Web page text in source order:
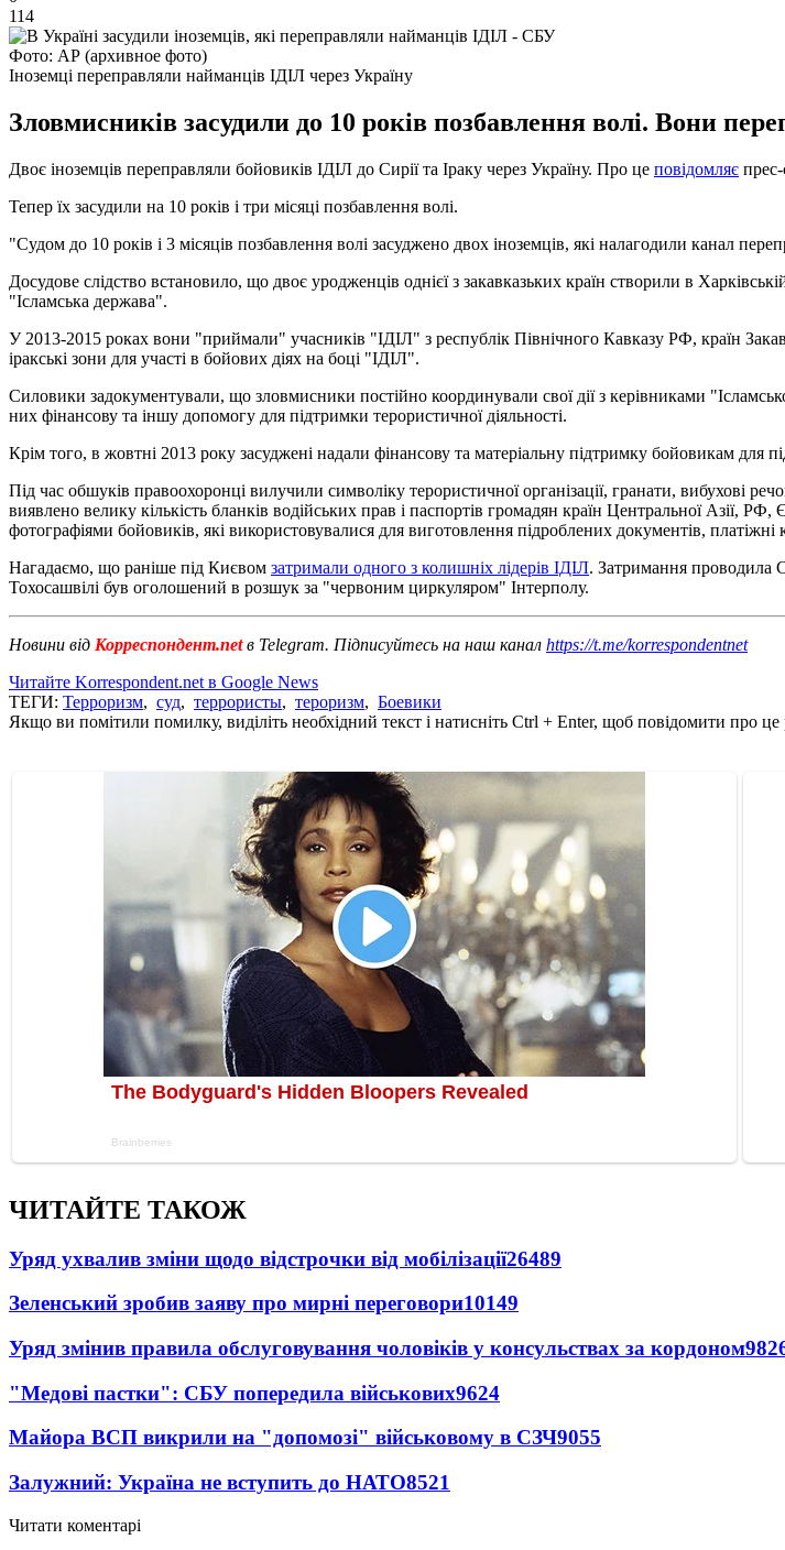
114
Фото: АР (архивное фото)
Іноземці переправляли найманців ІДІЛ через Україну
Зловмисників засудили до 10 років позбавлення волі. Вони
Двоє іноземців переправляли бойовиків ІДІЛ до Сирії та Іраку через Україну. Про це повідомляє
Тепер їх засудили на 10 років і три місяці позбавлення волі.
"Судом до 10 років і 3 місяців позбавлення волі засуджено двох іноземців, які налагодили канал
Досудове слідство встановило, що двоє уродженців однієї з закавказьких країн створили в
"Ісламська держава".
У 2013-2015 роках вони "приймали" учасників "ІДІЛ" з республік Північного Кавказу РФ, країн
іракські зони для участі в бойових діях на боці "ІДІЛ".
Силовики задокументували, що зловмисники постійно координували свої дії з керівниками
них фінансову та іншу допомогу для підтримки терористичної діяльності.
Крім того, в жовтні 2013 року засуджені надали фінансову та матеріальну підтримку бойовикам для
Під час обшуків правоохоронці вилучили символіку терористичної організації, гранати, вибухові
виявлено велику кількість бланків водійських прав і паспортів громадян країн Центральної Азії,
фотографіями бойовиків, які використовувалися для виготовлення підроблених документів, платіжні
Нагадаємо, що раніше під Києвом затримали одного з колишніх лідерів ІДІЛ. Затримання проводила
Тохосашвілі був оголошений в розшук за "червоним циркуляром" Інтерполу.
Новини від Корреспондент.netв Telegram. Підписуйтесь на наш канал https://t.me/korrespondentnet
Читайте Korrespondent.net в Google News
ТЕГИ: Терроризм, суд, террористы, тероризм, Боевики
Якщо ви помітили помилку, виділіть необхідний текст і натисніть Ctrl + Enter, щоб повідомити про це
ЧИТАЙТЕ ТАКОЖ
Уряд ухвалив зміни щодо відстрочки від мобілізації26489
Зеленський зробив заяву про мирні переговори10149
Уряд змінив правила обслуговування чоловіків у консульствах за кордоном
"Медові пастки": СБУ попередила військових9624
Майора ВСП викрили на "допомозі" військовому в СЗЧ9055
Залужний: Україна не вступить до НАТО8521
Читати коментарі